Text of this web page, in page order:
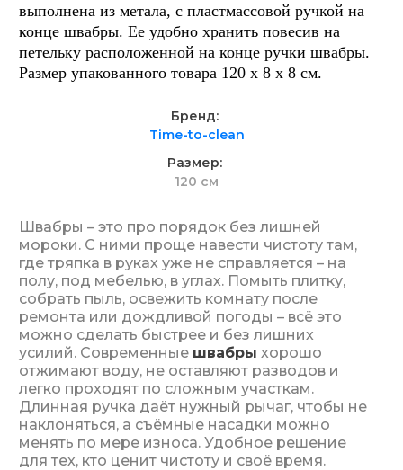
выполнена из метала, с пластмассовой ручкой на
конце швабры. Ее удобно хранить повесив на
петельку расположенной на конце ручки швабры.
Размер упакованного товара 120 х 8 х 8 см.
Бренд
Time-to-clean
Размер
120 см
Швабры – это про порядок без лишней
мороки. С ними проще навести чистоту там,
где тряпка в руках уже не справляется – на
полу, под мебелью, в углах. Помыть плитку,
собрать пыль, освежить комнату после
ремонта или дождливой погоды – всё это
можно сделать быстрее и без лишних
усилий. Современные швабры хорошо
отжимают воду, не оставляют разводов и
легко проходят по сложным участкам.
Длинная ручка даёт нужный рычаг, чтобы не
наклоняться, а съёмные насадки можно
менять по мере износа. Удобное решение
для тех, кто ценит чистоту и своё время.